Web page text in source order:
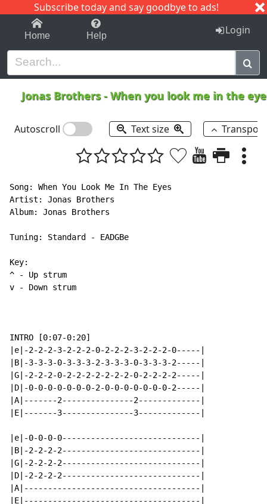
Subscribe today and say goodbye to ads!
1-9 C I J
Home Help Login
Jonas Brothers-When you look me in the
Autoscroll Text size
Song: When You Look Me In The Eyes
Artist: Jonas Brothers
Album: Jonas Brothers
Tuning: Standard - EADGBe
Key:
^ - Up strum
v - Down strum
INTRO [0:07-0:20]
|e|-2-2-2-3-2-2-2-0-2-2-2-3-2-2-2-0-----|
|B|-3-3-3-0-3-3-3-2-3-3-3-0-3-3-3-2-----|
|G|-2-2-2-0-2-2-2-2-2-2-2-0-2-2-2-2-----|
|D|-0-0-0-0-0-0-0-2-0-0-0-0-0-0-0-2-----|
|A|-------2---------------2-------------|
|E|-------3---------------3-------------|
|e|-0-0-0-0-----------------------------|
|B|-2-2-2-2-----------------------------|
|G|-2-2-2-2-----------------------------|
|D|-2-2-2-2-----------------------------|
|A|-------------------------------------|
|E|-------------------------------------|